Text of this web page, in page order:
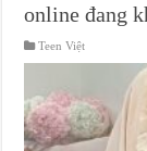
online đang
Teen Việt